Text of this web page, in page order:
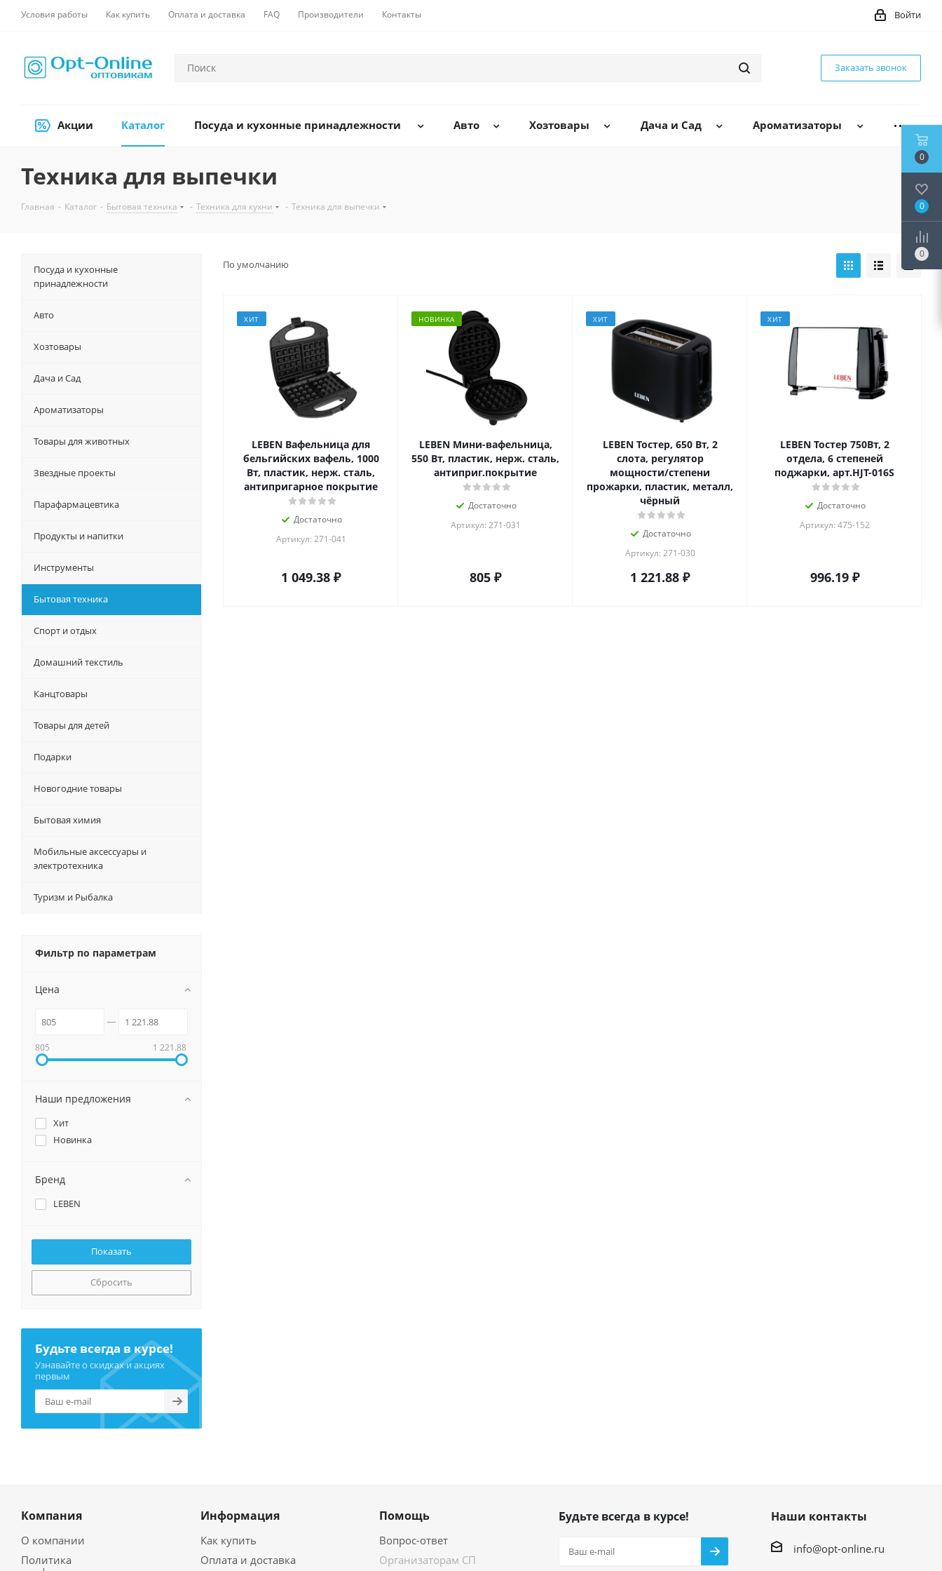
Условия работы Как купить Оплата и доставка FAQ Производители Контакты Войти
Заказать звонок
Акции Каталог Посуда и кухонные принадлежности Авто Хозтовары Дача и Сад Ароматизаторы
Техника для выпечки
Главная - Каталог - Бытовая техника - Техника для кухни - Техника для выпечки
По умолчанию
ХИТ
LEBEN Вафельница для
бельгийских вафель, 1000
Вт, пластик, нерж. сталь,
антипригарное покрытие
Достаточно
Артикул: 271-041
1 049.38 ₽
НОВИНКА
LEBEN Мини-вафельница,
550 Вт, пластик, нерж. сталь,
антиприг.покрытие
Достаточно
Артикул: 271-031
805 ₽
ХИТ
LEBEN Тостер, 650 Вт, 2
слота, регулятор
мощности/степени
прожарки, пластик, металл,
чёрный
Достаточно
Артикул: 271-030
1 221.88 ₽
ХИТ
LEBEN Тостер 750Вт, 2
отдела, 6 степеней
поджарки, арт.HJT-016S
Достаточно
Артикул: 475-152
996.19₽
Посуда и кухонные
принадлежности
Авто
Хозтовары
Дача и Сад
Ароматизаторы
Товары для животных
Звездные проекты
Парафармацевтика
Продукты и напитки
Инструменты
Бытовая техника
Спорт и отдых
Домашний текстиль
Канцтовары
Товары для детей
Подарки
Новогодние товары
Бытовая химия
Мобильные аксессуары и
электротехника
Туризм и Рыбалка
Фильтр по параметрам
Цена
805 1 221.88
Наши предложения
Хит
Новинка
Бренд
LEBEN
Сбросить
Будьте всегда в курсе!
Узнавайте о скидках и акциях
первым
Компания
О компании
Политика
Информация
Как купить
Оплата и доставка
Помощь
Вопрос-ответ
Организаторам СП
Будьте всегда в курсе! Наши контакты
info@opt-online.ru
0
0
0